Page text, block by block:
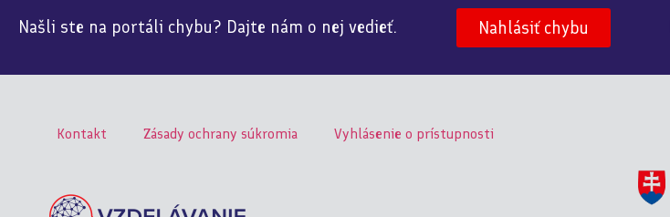
Našli ste na portáli chybu? Dajte nám o nej vedieť. Nahlásiť chybu
Kontakt Zásady ochrany súkromia Vyhlásenie o prístupnosti